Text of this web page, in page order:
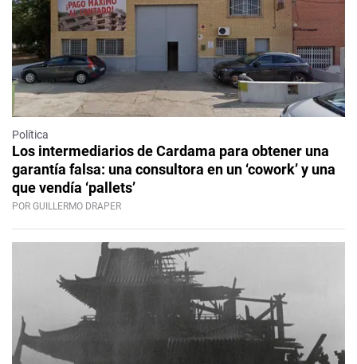
Política
Los intermediarios de Cardama para obtener una
garantía falsa: una consultora en un ‘cowork’ y una
que vendía ‘pallets’
POR GUILLERMO DRAPER